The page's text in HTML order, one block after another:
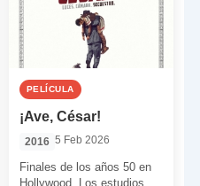
PELÍCULA
¡Ave, César!
2016 5 Feb 2026
Finales de los años 50 en
Hollywood. Los estudios